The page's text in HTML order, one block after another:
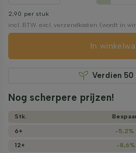
2,90 per stuk
incl. BTW. excl. verzendkosten (wordt in
In
Verdien 50
Nog scherpere prijzen!
Stk.
6+
-5,2%
12+
-8,6%